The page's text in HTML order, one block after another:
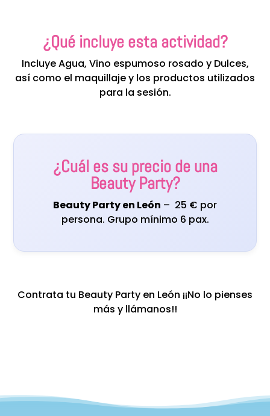
¿Qué incluye esta actividad?
Incluye Agua, Vino espumoso rosado y Dulces,
así como el maquillaje y los productos utilizados
para la sesión.
¿Cuál es su precio de una
Beauty Party?
Beauty Party en León – 25 € por
persona. Grupo mínimo 6 pax.
Contrata tu Beauty Party en León ¡¡No lo pienses
más y llámanos!!